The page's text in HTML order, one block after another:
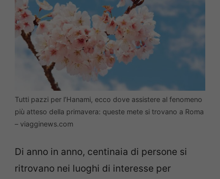
Tutti pazzi per l’Hanami, ecco dove assistere al fenomeno
più atteso della primavera: queste mete si trovano a Roma
– viagginews.com
Di anno in anno, centinaia di persone si
ritrovano nei luoghi di interesse per